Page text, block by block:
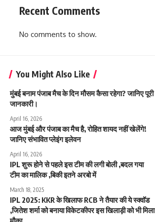
Recent Comments
No comments to show.
You Might Also Like
मुंबई बनाम पंजाब मैच के दिन मौसम कैसा रहेगा? जानिए पूरी
जानकारी।
April 16, 2026
आज मुंबई और पंजाब का मैच है, रोहित शायद नहीं खेलेंगे!
जानिए संभावित प्लेइंग इलेवन
April 16, 2026
IPL शुरू होने से पहले इस टीम की लगी बोली ,बदल गया
टीम का मालिक ,बिकी इतने अरबो में
March 18, 2025
IPL 2025: KKR के खिलाफ RCB ने तैयार की ये स्क्वॉड
,जितेश शर्मा को बनाया विकेटकीपर इस खिलाड़ी को भी मिला